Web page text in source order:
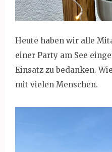
Heute haben wir alle
einer Party am See
Einsatz zu bedanken.
mit vielen Menschen.